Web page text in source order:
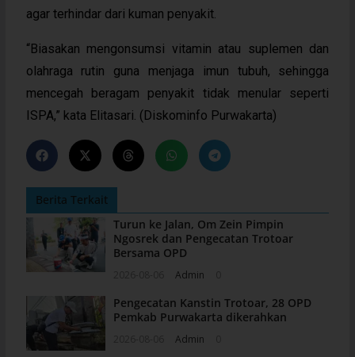
agar terhindar dari kuman penyakit.
“Biasakan mengonsumsi vitamin atau suplemen dan
olahraga rutin guna menjaga imun tubuh, sehingga
mencegah beragam penyakit tidak menular seperti
ISPA,” kata Elitasari. (Diskominfo Purwakarta)
Berita Terkait
Turun ke Jalan, Om Zein Pimpin
Ngosrek dan Pengecatan Trotoar
Bersama OPD
Admin
Pengecatan Kanstin Trotoar, 28 OPD
Pemkab Purwakarta dikerahkan
Admin